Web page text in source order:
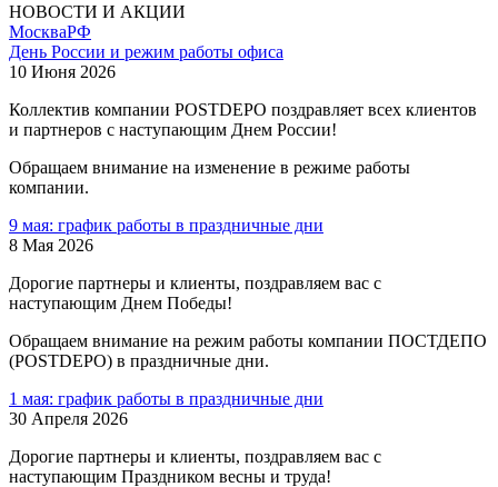
НОВОСТИ И АКЦИИ
МоскваРФ
День России и режим работы офиса
10 Июня 2026
Коллектив компании POSTDEPO поздравляет всех клиентов
и партнеров с наступающим Днем России!
Обращаем внимание на изменение в режиме работы
компании.
9 мая: график работы в праздничные дни
8 Мая 2026
Дорогие партнеры и клиенты, поздравляем вас с
наступающим Днем Победы!
Обращаем внимание на режим работы компании ПОСТДЕПО
(POSTDEPO) в праздничные дни.
1 мая: график работы в праздничные дни
30 Апреля 2026
Дорогие партнеры и клиенты, поздравляем вас с
наступающим Праздником весны и труда!